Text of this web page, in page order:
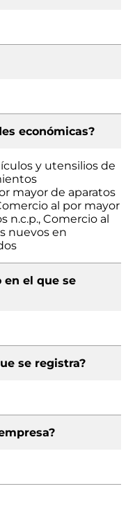
económicas?
y utensilios de
mayor de aparatos
al por mayor
n.c.p., Comercio al
nuevos en
en el que se
se registra?